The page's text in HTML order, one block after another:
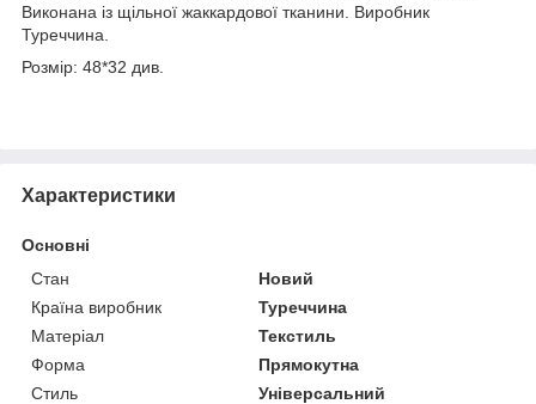
Виконана із щільної жаккардової тканини. Виробник
Туреччина.
Розмір: 48*32 див.
Характеристики
Основні
Стан
Новий
Країна виробник
Туреччина
Матеріал
Текстиль
Форма
Прямокутна
Стиль
Універсальний